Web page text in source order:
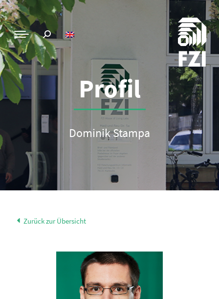
Profil
Dominik Stampa
Zurück zur Übersicht